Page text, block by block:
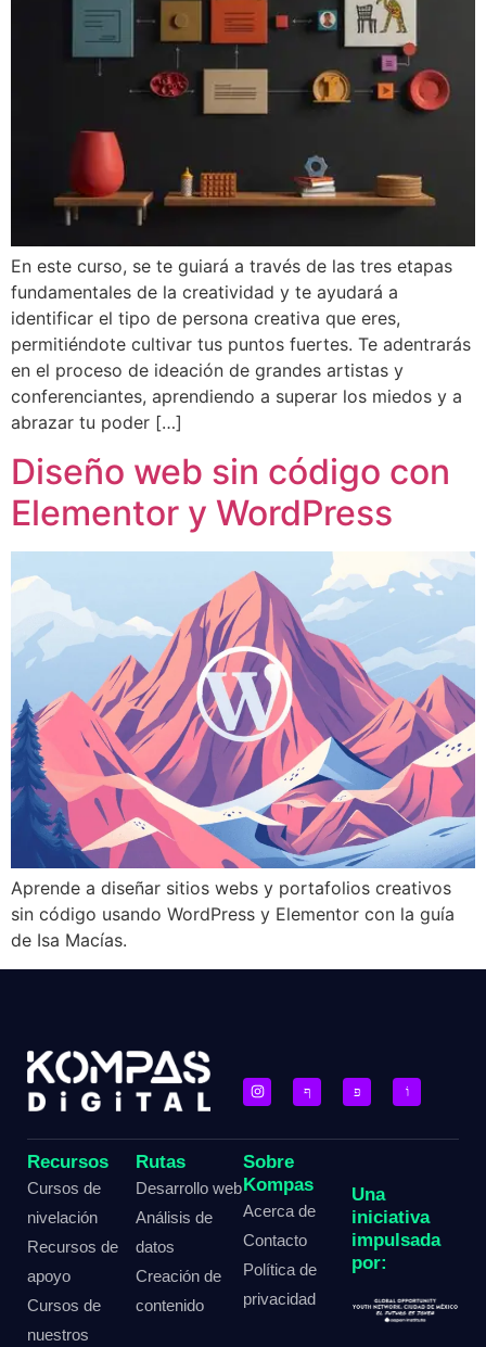
En este curso, se te guiará a través de las tres etapas
fundamentales de la creatividad y te ayudará a
identificar el tipo de persona creativa que eres,
permitiéndote cultivar tus puntos fuertes. Te adentrarás
en el proceso de ideación de grandes artistas y
conferenciantes, aprendiendo a superar los miedos y a
abrazar tu poder […]
Diseño web sin código con
Elementor y WordPress
Aprende a diseñar sitios webs y portafolios creativos
sin código usando WordPress y Elementor con la guía
de Isa Macías.
Recursos
Cursos de
nivelación
Recursos de
apoyo
Cursos de
nuestros
Rutas
Desarrollo web
Análisis de
datos
Creación de
contenido
Sobre
Kompas
Acerca de
Contacto
Política de
privacidad
Una
iniciativa
impulsada
por: